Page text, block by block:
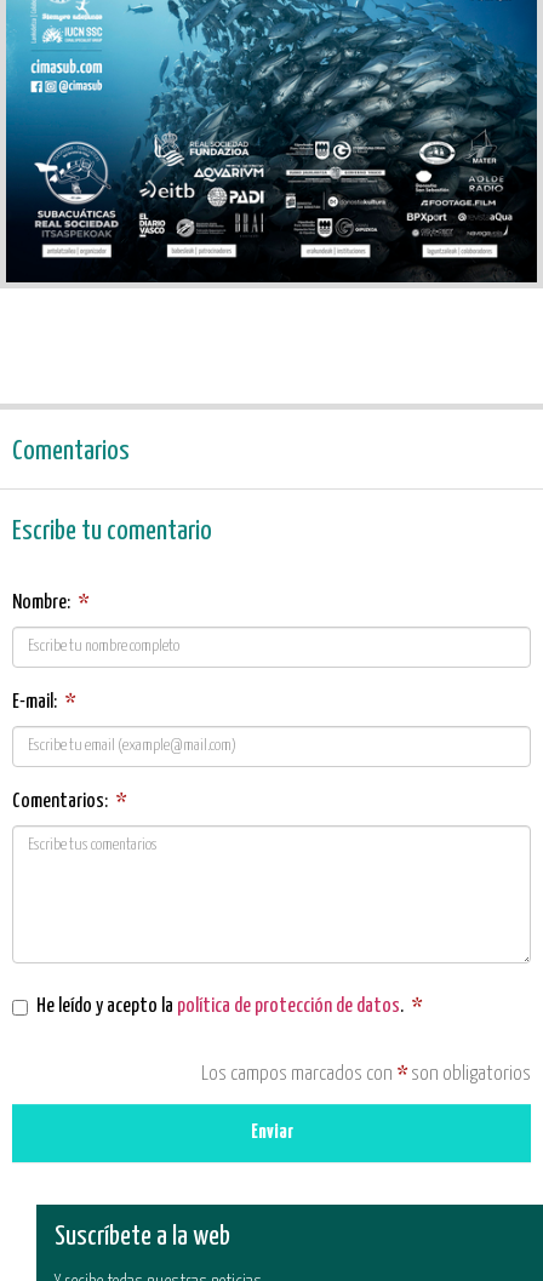
Comentarios
Escribe tu comentario
Nombre: *
E-mail: *
Comentarios: *
He leído y acepto la política de protección de datos. *
Los campos marcados con * son obligatorios
Enviar
Suscríbete a la web